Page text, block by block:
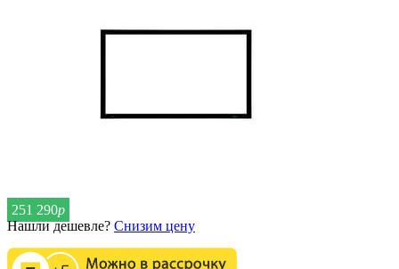
251 290р
Нашли дешевле? Снизим цену